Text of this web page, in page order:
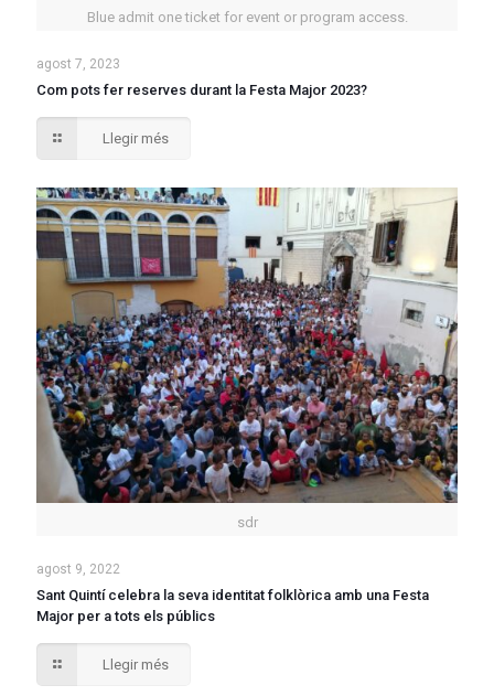
Blue admit one ticket for event or program access.
agost 7, 2023
Com pots fer reserves durant la Festa Major 2023?
Llegir més
sdr
agost 9, 2022
Sant Quintí celebra la seva identitat folklòrica amb una Festa
Major per a tots els públics
Llegir més